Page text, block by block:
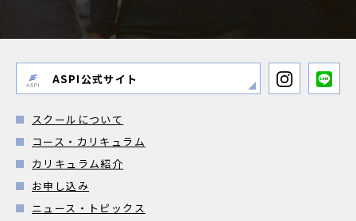
ASPI公式サイト
スクールについて
コース・カリキュラム
カリキュラム紹介
お申し込み
ニュース・トピックス